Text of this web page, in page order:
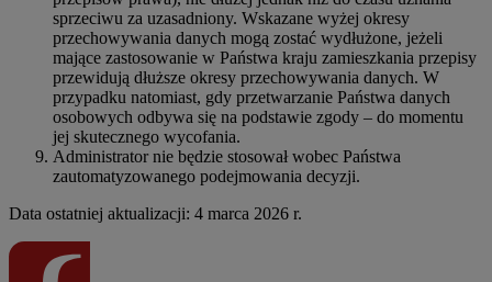
sprzeciwu za uzasadniony. Wskazane wyżej okresy
przechowywania danych mogą zostać wydłużone, jeżeli
mające zastosowanie w Państwa kraju zamieszkania przepisy
przewidują dłuższe okresy przechowywania danych. W
przypadku natomiast, gdy przetwarzanie Państwa danych
osobowych odbywa się na podstawie zgody – do momentu
jej skutecznego wycofania.
Administrator nie będzie stosował wobec Państwa
zautomatyzowanego podejmowania decyzji.
Data ostatniej aktualizacji: 4 marca 2026 r.